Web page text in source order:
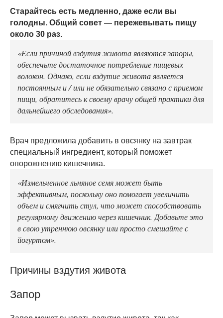
Старайтесь есть медленно, даже если вы
голодны. Общий совет — пережевывать пищу
около 30 раз.
«Если причиной вздутия живота являются запоры,
обеспечьте достаточное потребление пищевых
волокон. Однако, если вздутие живота является
постоянным и / или не обязательно связано с приемом
пищи, обратитесь к своему врачу общей практики для
дальнейшего обследования».
Врач предложила добавить в овсянку на завтрак
специальный ингредиент, который поможет
опорожнению кишечника.
«Измельченное льняное семя может быть
эффективным, поскольку оно помогает увеличить
объем и смягчить стул, что может способствовать
регулярному движению через кишечник. Добавьте это
в свою утреннюю овсянку или просто смешайте с
йогуртом».
Причины вздутия живота
Запор